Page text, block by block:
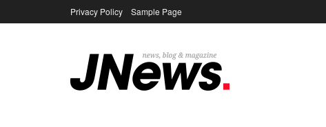
Privacy Policy Sample Page